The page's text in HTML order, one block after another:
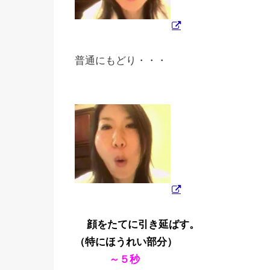
普通にもどり・・・
顔をたてに引き延ばす。
（特にほうれい部分）
～５秒